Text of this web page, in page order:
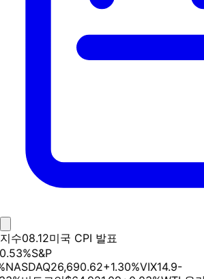
지수08.12미국 CPI 발표
%S&P
NASDAQ26,690.62+1.30%VIX14.9-